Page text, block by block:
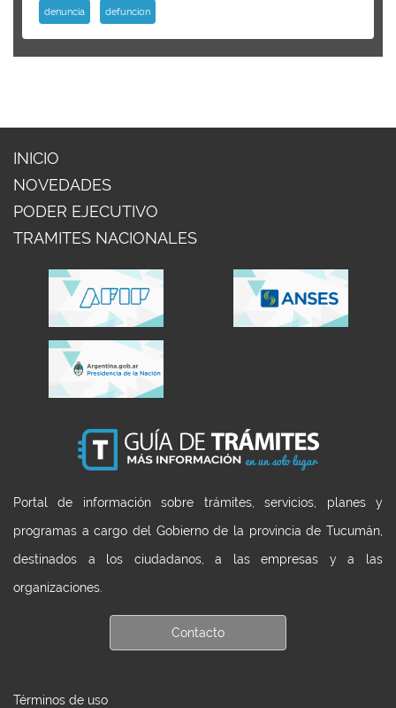
denuncia defuncion
INICIO
NOVEDADES
PODER EJECUTIVO
TRAMITES NACIONALES
Portal de información sobre trámites, servicios, planes y
programas a cargo del Gobierno de la provincia de Tucumán,
destinados a los ciudadanos, a las empresas y a las
organizaciones.
Contacto
Términos de uso